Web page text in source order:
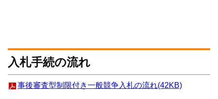
入札手続の流れ
事後審査型制限付き一般競争入札の流れ(42KB)